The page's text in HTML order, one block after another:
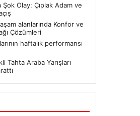
Şok Olay: Çıplak Adam ve
alanlarında Konfor ve
Çözümleri
haftalık performansı
Tahta Araba Yarışları